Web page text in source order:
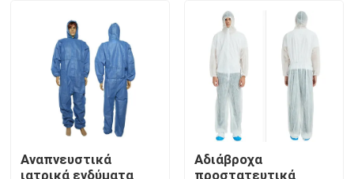
Αναπνευστικά
ιατρικά ενδύματα
Αδιάβροχα
προστατευτικά